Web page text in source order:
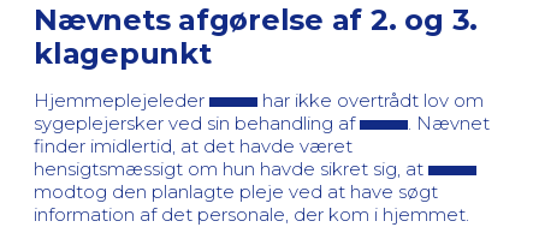
Nævnets afgørelse af 2. og 3.
klagepunkt
Hjemmeplejeleder
har ikke overtrådt lov om
sygeplejersker ved sin behandling af
. Nævnet
finder imidlertid, at det havde været
hensigtsmæssigt om hun havde sikret sig, at
modtog den planlagte pleje ved at have søgt
information af det personale, der kom i hjemmet.